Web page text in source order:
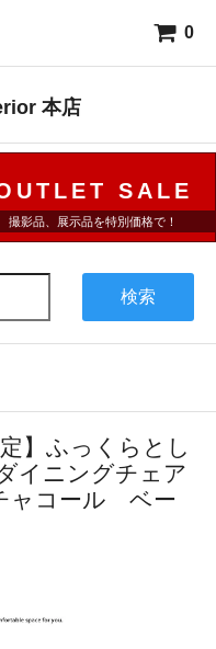
0
本店
SALE
撮影品、展示品を特別価格で！
検索
】ふっくらとし
イニングチェア
ャコール ベー